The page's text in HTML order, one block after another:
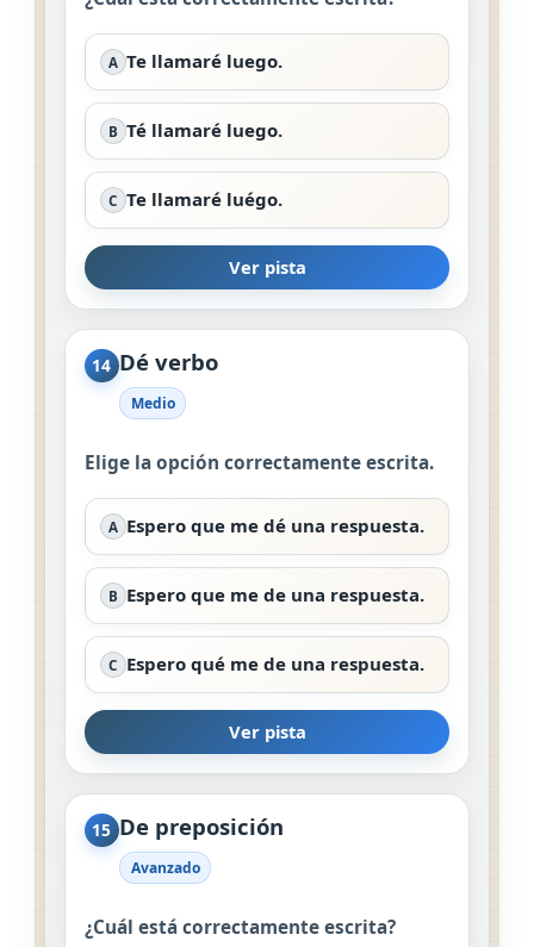
A Te llamaré luego.
B Té llamaré luego.
C Te llamaré luégo.
Ver pista
14 Dé verbo
Medio
Elige la opción correctamente escrita.
A Espero que me dé una respuesta.
B Espero que me de una respuesta.
C Espero qué me de una respuesta.
Ver pista
15 De preposición
Avanzado
¿Cuál está correctamente escrita?